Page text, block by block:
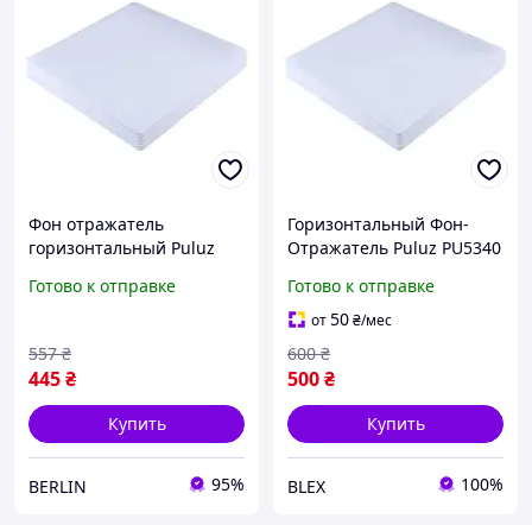
Фон отражатель
горизонтальный Puluz
белый berlin
Готово к отправке
445₴
557 ₴
Купить
BERLIN 95%
Горизонтальный Фон-
Отражатель Puluz PU5340
Готово к отправке
от50₴/мес
500₴
600 ₴
Купить
BLEX 100%